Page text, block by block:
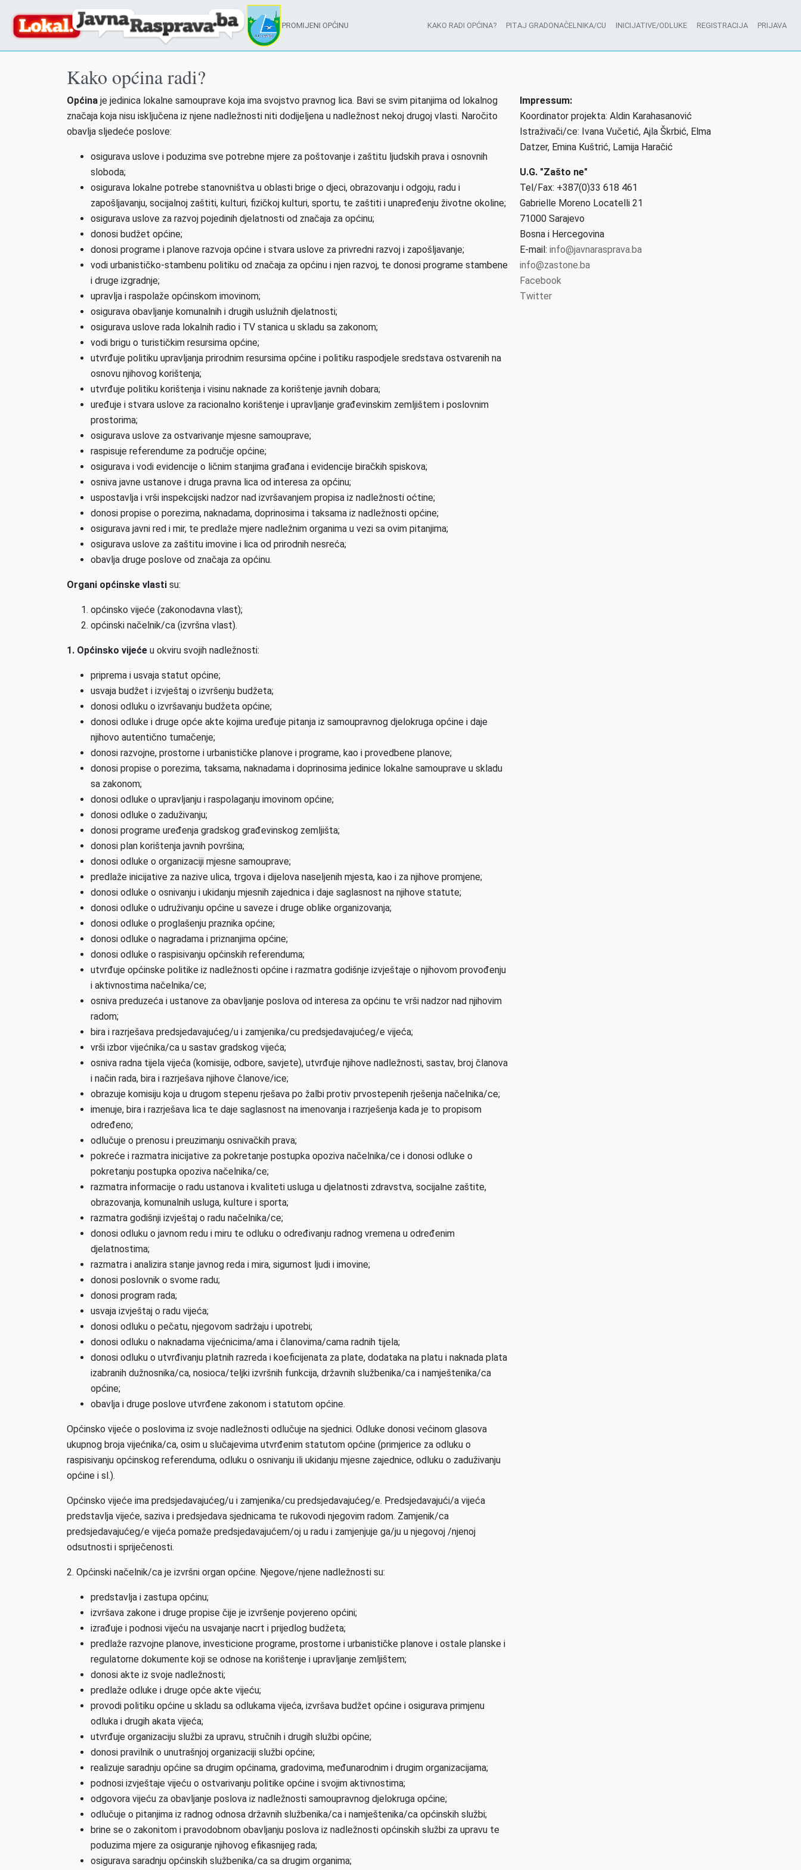
PROMIJENI OPĆINU KAKO RADI OPĆINA? PITAJ GRADONAČELNIKA/CU INICIJATIVE/ODLUKE REGISTRACIJA PRIJAVA
Kako općina radi?
Općina je jedinica lokalne samouprave koja ima svojstvo pravnog lica. Bavi se svim pitanjima od lokalnog
značaja koja nisu isključena iz njene nadležnosti niti dodijeljena u nadležnost nekoj drugoj vlasti. Naročito
obavlja sljedeće poslove:
osigurava uslove i poduzima sve potrebne mjere za poštovanje i zaštitu ljudskih prava i osnovnih
sloboda;
osigurava lokalne potrebe stanovništva u oblasti brige o djeci, obrazovanju i odgoju, radu i
zapošljavanju, socijalnoj zaštiti, kulturi, fizičkoj kulturi, sportu, te zaštiti i unapređenju životne okoline;
osigurava uslove za razvoj pojedinih djelatnosti od značaja za općinu;
donosi budžet općine;
donosi programe i planove razvoja općine i stvara uslove za privredni razvoj i zapošljavanje;
vodi urbanističko-stambenu politiku od značaja za općinu i njen razvoj, te donosi programe stambene
i druge izgradnje;
upravlja i raspolaže općinskom imovinom;
osigurava obavljanje komunalnih i drugih uslužnih djelatnosti;
osigurava uslove rada lokalnih radio i TV stanica u skladu sa zakonom;
vodi brigu o turističkim resursima općine;
utvrđuje politiku upravljanja prirodnim resursima općine i politiku raspodjele sredstava ostvarenih na
osnovu njihovog korištenja;
utvrđuje politiku korištenja i visinu naknade za korištenje javnih dobara;
uređuje i stvara uslove za racionalno korištenje i upravljanje građevinskim zemljištem i poslovnim
prostorima;
osigurava uslove za ostvarivanje mjesne samouprave;
raspisuje referendume za područje općine;
osigurava i vodi evidencije o ličnim stanjima građana i evidencije biračkih spiskova;
osniva javne ustanove i druga pravna lica od interesa za općinu;
uspostavlja i vrši inspekcijski nadzor nad izvršavanjem propisa iz nadležnosti oćtine;
donosi propise o porezima, naknadama, doprinosima i taksama iz nadležnosti općine;
osigurava javni red i mir, te predlaže mjere nadležnim organima u vezi sa ovim pitanjima;
osigurava uslove za zaštitu imovine i lica od prirodnih nesreća;
obavlja druge poslove od značaja za općinu.
Organi općinske vlasti su:
općinsko vijeće (zakonodavna vlast);
općinski načelnik/ca (izvršna vlast).
1. Općinsko vijeće u okviru svojih nadležnosti:
priprema i usvaja statut općine;
usvaja budžet i izvještaj o izvršenju budžeta;
donosi odluku o izvršavanju budžeta općine;
donosi odluke i druge opće akte kojima uređuje pitanja iz samoupravnog djelokruga općine i daje
njihovo autentično tumačenje;
donosi razvojne, prostorne i urbanističke planove i programe, kao i provedbene planove;
donosi propise o porezima, taksama, naknadama i doprinosima jedinice lokalne samouprave u skladu
sa zakonom;
donosi odluke o upravljanju i raspolaganju imovinom općine;
donosi odluke o zaduživanju;
donosi programe uređenja gradskog građevinskog zemljišta;
donosi plan korištenja javnih površina;
donosi odluke o organizaciji mjesne samouprave;
predlaže inicijative za nazive ulica, trgova i dijelova naseljenih mjesta, kao i za njihove promjene;
donosi odluke o osnivanju i ukidanju mjesnih zajednica i daje saglasnost na njihove statute;
donosi odluke o udruživanju općine u saveze i druge oblike organizovanja;
donosi odluke o proglašenju praznika općine;
donosi odluke o nagradama i priznanjima općine;
donosi odluke o raspisivanju općinskih referenduma;
utvrđuje općinske politike iz nadležnosti općine i razmatra godišnje izvještaje o njihovom provođenju
i aktivnostima načelnika/ce;
osniva preduzeća i ustanove za obavljanje poslova od interesa za općinu te vrši nadzor nad njihovim
radom;
bira i razrješava predsjedavajućeg/u i zamjenika/cu predsjedavajućeg/e vijeća;
vrši izbor vijećnika/ca u sastav gradskog vijeća;
osniva radna tijela vijeća (komisije, odbore, savjete), utvrđuje njihove nadležnosti, sastav, broj članova
i način rada, bira i razrješava njihove članove/ice;
obrazuje komisiju koja u drugom stepenu rješava po žalbi protiv prvostepenih rješenja načelnika/ce;
imenuje, bira i razrješava lica te daje saglasnost na imenovanja i razrješenja kada je to propisom
određeno;
odlučuje o prenosu i preuzimanju osnivačkih prava;
pokreće i razmatra inicijative za pokretanje postupka opoziva načelnika/ce i donosi odluke o
pokretanju postupka opoziva načelnika/ce;
razmatra informacije o radu ustanova i kvaliteti usluga u djelatnosti zdravstva, socijalne zaštite,
obrazovanja, komunalnih usluga, kulture i sporta;
razmatra godišnji izvještaj o radu načelnika/ce;
donosi odluku o javnom redu i miru te odluku o određivanju radnog vremena u određenim
djelatnostima;
razmatra i analizira stanje javnog reda i mira, sigurnost ljudi i imovine;
donosi poslovnik o svome radu;
donosi program rada;
usvaja izvještaj o radu vijeća;
donosi odluku o pečatu, njegovom sadržaju i upotrebi;
donosi odluku o naknadama vijećnicima/ama i članovima/cama radnih tijela;
donosi odluku o utvrđivanju platnih razreda i koeficijenata za plate, dodataka na platu i naknada plata
izabranih dužnosnika/ca, nosioca/teljki izvršnih funkcija, državnih službenika/ca i namještenika/ca
općine;
obavlja i druge poslove utvrđene zakonom i statutom općine.
Općinsko vijeće o poslovima iz svoje nadležnosti odlučuje na sjednici. Odluke donosi većinom glasova
ukupnog broja vijećnika/ca, osim u slučajevima utvrđenim statutom općine (primjerice za odluku o
raspisivanju općinskog referenduma, odluku o osnivanju ili ukidanju mjesne zajednice, odluku o zaduživanju
općine i sl.).
Općinsko vijeće ima predsjedavajućeg/u i zamjenika/cu predsjedavajućeg/e. Predsjedavajući/a vijeća
predstavlja vijeće, saziva i predsjedava sjednicama te rukovodi njegovim radom. Zamjenik/ca
predsjedavajućeg/e vijeća pomaže predsjedavajućem/oj u radu i zamjenjuje ga/ju u njegovoj /njenoj
odsutnosti i spriječenosti.
2. Općinski načelnik/ca je izvršni organ općine. Njegove/njene nadležnosti su:
predstavlja i zastupa općinu;
izvršava zakone i druge propise čije je izvršenje povjereno općini;
izrađuje i podnosi vijeću na usvajanje nacrt i prijedlog budžeta;
predlaže razvojne planove, investicione programe, prostorne i urbanističke planove i ostale planske i
regulatorne dokumente koji se odnose na korištenje i upravljanje zemljištem;
donosi akte iz svoje nadležnosti;
predlaže odluke i druge opće akte vijeću;
provodi politiku općine u skladu sa odlukama vijeća, izvršava budžet općine i osigurava primjenu
odluka i drugih akata vijeća;
utvrđuje organizaciju službi za upravu, stručnih i drugih službi općine;
donosi pravilnik o unutrašnjoj organizaciji službi općine;
realizuje saradnju općine sa drugim općinama, gradovima, međunarodnim i drugim organizacijama;
podnosi izvještaje vijeću o ostvarivanju politike općine i svojim aktivnostima;
odgovora vijeću za obavljanje poslova iz nadležnosti samoupravnog djelokruga općine;
odlučuje o pitanjima iz radnog odnosa državnih službenika/ca i namještenika/ca općinskih službi;
brine se o zakonitom i pravodobnom obavljanju poslova iz nadležnosti općinskih službi za upravu te
poduzima mjere za osiguranje njihovog efikasnijeg rada;
osigurava saradnju općinskih službenika/ca sa drugim organima;
Impressum:
Koordinator projekta: Aldin Karahasanović
Istraživači/ce: Ivana Vučetić, Ajla Škrbić, Elma
Datzer, Emina Kuštrić, Lamija Haračić
U.G. "Zašto ne"
Tel/Fax: +387(0)33 618 461
Gabrielle Moreno Locatelli 21
71000 Sarajevo
Bosna i Hercegovina
E-mail: info@javnarasprava.ba
info@zastone.ba
Facebook
Twitter